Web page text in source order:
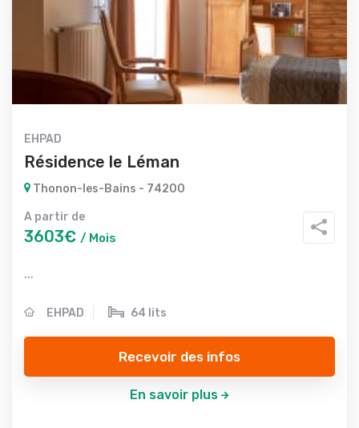
EHPAD
Résidence le Léman
Thonon-les-Bains - 74200
A partir de
3603€ / Mois
...
EHPAD 64 lits
Recevoir des infos
En savoir plus